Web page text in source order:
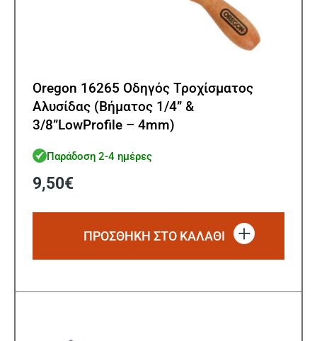
Oregon 16265 Οδηγός Τροχίσματος
Αλυσίδας (Βήματος 1/4” &
3/8”LowProfile – 4mm)
Παράδοση 2-4 ημέρες
9,50€
ΠΡΟΣΘΗΚΗ ΣΤΟ ΚΑΛΑΘΙ